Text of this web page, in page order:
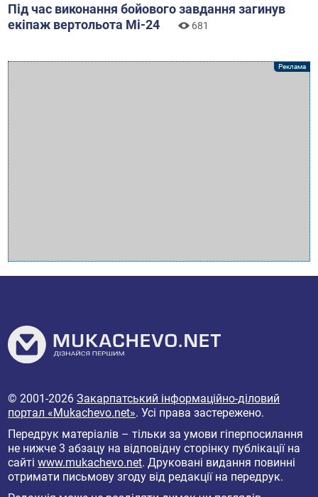
Під час виконання бойового завдання загинув
екіпаж вертольота Мі-24
681
© 2001-2026Закарпатський інформаційно-діловий
портал «Mukachevo.net». Усі права застережено.
Передрук матеріалів – тільки за умови гіперпосилання
не нижче 3 абзацу на відповідну сторінку публікації на
сайтіwww.mukachevo.net. Друковані видання повинні
отримати письмову згоду від редакції на передрук.